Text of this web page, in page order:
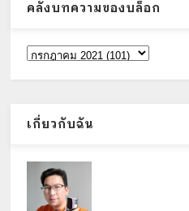
คลังบทความของบล็อก
เกี่ยวกับฉัน